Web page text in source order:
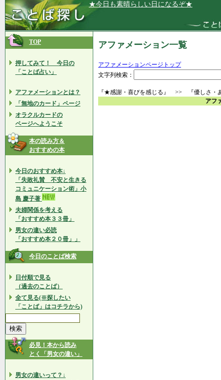
★今日も素晴らしい日になるぞ★
TOP
押してみて！ 今日の
「ことば占い」
アファメーションとは？
「無地のカード」ページ
オラクルカードの
ページへようこそ
本の読み方＆
おすすめの本
今日のおすすめ本↓
「失敗礼賛 不安と生きる
コミュニケーション術」小
島 慶子著
夫婦関係を考える
「おすすめ本３３冊」
男女の違い必読
「おすすめ本２０冊」」
今日のことば検索
日付順で見る
（過去のことば）
全て見る(※探したい
「ことば」はコチラから)
必見！本から読み
とく「男女の違い」
男女の違いって？↓
アファメーション一覧
アファメーションページトップ
文字列検索：
『★感謝・喜びを感じる』 >> 『優しさ・
アフ